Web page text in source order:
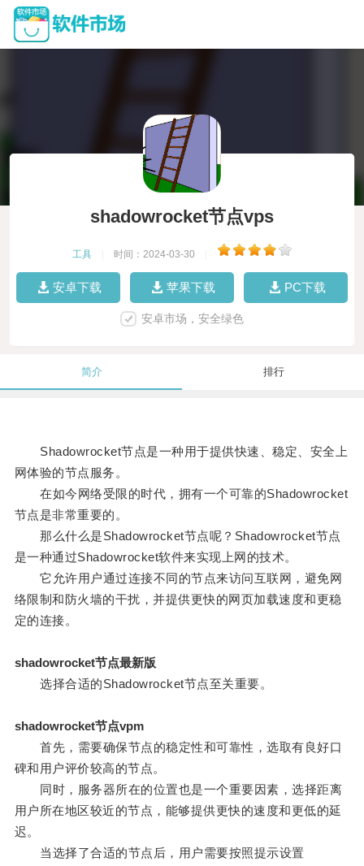
shadowrocket节点vps
工具 时间：2024-03-30
安卓下载 苹果下载 PC下载
安卓市场，安全绿色
简介 排行
Shadowrocket节点是一种用于提供快速、稳定、安全上
网体验的节点服务。
在如今网络受限的时代，拥有一个可靠的Shadowrocket
节点是非常重要的。
那么什么是Shadowrocket节点呢？Shadowrocket节点
是一种通过Shadowrocket软件来实现上网的技术。
它允许用户通过连接不同的节点来访问互联网，避免网
络限制和防火墙的干扰，并提供更快的网页加载速度和更稳
定的连接。
shadowrocket节点最新版
选择合适的Shadowrocket节点至关重要。
shadowrocket节点vpm
首先，需要确保节点的稳定性和可靠性，选取有良好口
碑和用户评价较高的节点。
同时，服务器所在的位置也是一个重要因素，选择距离
用户所在地区较近的节点，能够提供更快的速度和更低的延
迟。
当选择了合适的节点后，用户需要按照提示设置